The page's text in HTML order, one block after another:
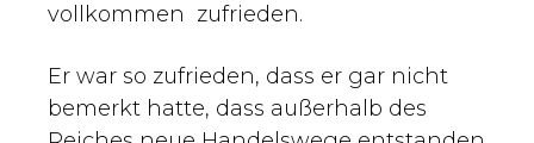
vollkommen zufrieden.
Er war so zufrieden, dass er gar nicht
bemerkt hatte, dass außerhalb des